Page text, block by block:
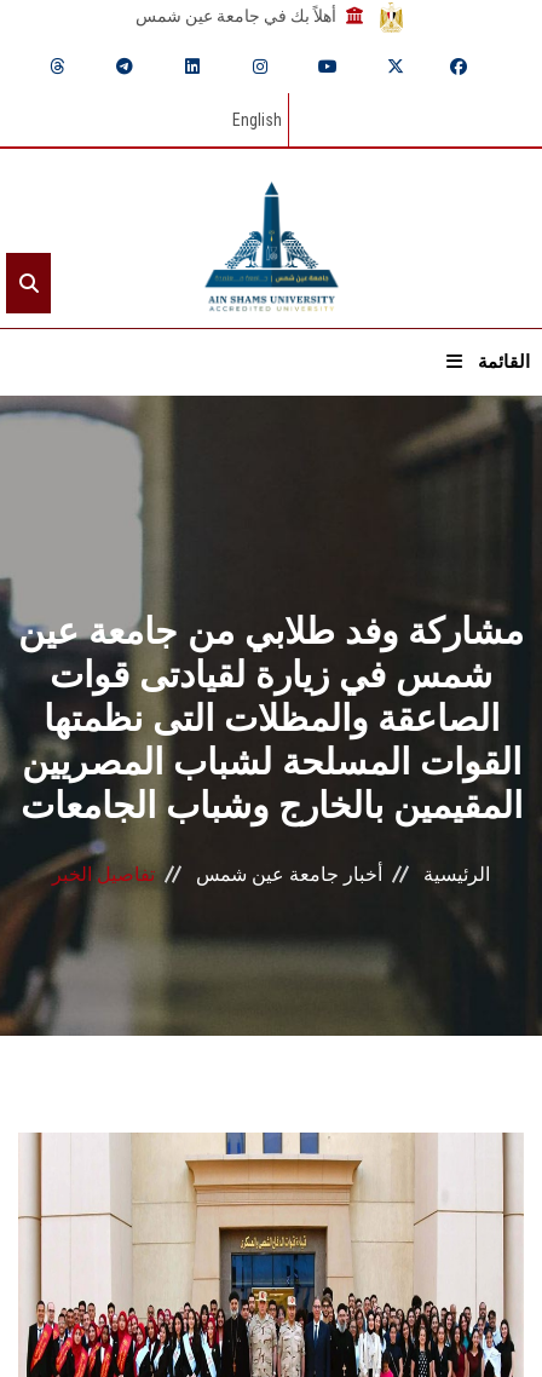
أهلاً بك في جامعة عين شمس
English
القائمة
الشئون الأكاديمية
البحث العلمي
الرعاية الصحية
المراكز والوحدات
الأنظمة الذكية
الإعلام
تواصل معنا
الدراسات العليا
الموظفون
مشاركة وفد طلابي من جامعة عين
شمس في زيارة لقيادتى قوات
الصاعقة والمظلات التى نظمتها
القوات المسلحة لشباب المصريين
المقيمين بالخارج وشباب الجامعات
الرئيسية أخبار جامعة عين شمس تفاصيل الخبر